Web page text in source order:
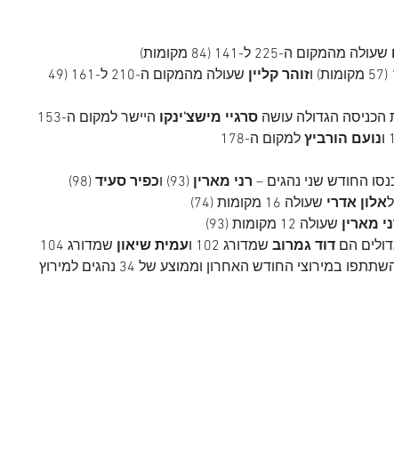
שעולה מהמקום ה-225 ל-141 (84 מקומות)
זוהר קליין
סרגיי מישצ'ינקו היישר למקום ה-153
נועם הורביץ למקום ה-178
רני מארין (93) ו כפיר סעיד (98)
אלון אדרי שעולה 16 מקומות
(74)
מארין שעולה 12 מקומות (93)
דוד גמרוב שמדורג 102 ו עמית שיאון שמדורג 104
דירוג ה-Top100 כולל 261 נהגים, מהם 52 השתתפו במירוצי החודש האחרון וממוצע של 34 נהגים למירוץ